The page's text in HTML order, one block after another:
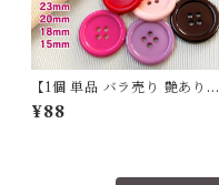
【1個 単品 バラ売り 艶あり】
haoa ボタン 直径25mm 単品
1個 シンプル サイズ展開 色展
¥88